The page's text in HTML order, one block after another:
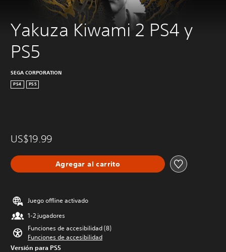
Yakuza Kiwami 2 PS4 y
PS5
SEGA CORPORATION
PS4 PS5
US$19.99
Agregar al carrito
Juego offline activado
1-2 jugadores
Funciones de accesibilidad (8)
Funciones de accesibilidad
Versión para PS5